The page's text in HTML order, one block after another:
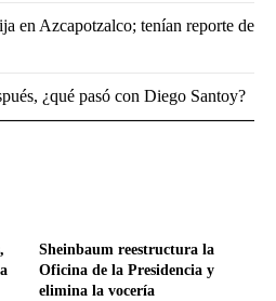
Sheinbaum reestructura la
Oficina de la Presidencia y
elimina la vocería
en Azcapotzalco; tenían reporte de
¿qué pasó con Diego Santoy?